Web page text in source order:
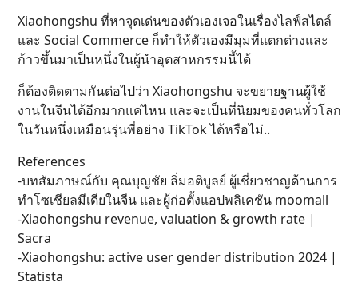
Xiaohongshu ที่หาจุดเด่นของตัวเองเจอในเรื่องไลฟ์สไตล์
และ Social Commerce ก็ทำให้ตัวเองมีมุมที่แตกต่างและ
ก้าวขึ้นมาเป็นหนึ่งในผู้นำอุตสาหกรรมนี้ได้
ก็ต้องติดตามกันต่อไปว่า Xiaohongshu จะขยายฐานผู้ใช้
งานในจีนได้อีกมากแค่ไหน และจะเป็นที่นิยมของคนทั่วโลก
ในวันหนึ่งเหมือนรุ่นพี่อย่าง TikTok ได้หรือไม่..
References
-บทสัมภาษณ์กับ คุณบุญชัย ลิ่มอติบูลย์ ผู้เชี่ยวชาญด้านการ
ทำโซเชียลมีเดียในจีน และผู้ก่อตั้งแอปพลิเคชัน moomall
-Xiaohongshu revenue, valuation & growth rate |
Sacra
-Xiaohongshu: active user gender distribution 2024 |
Statista